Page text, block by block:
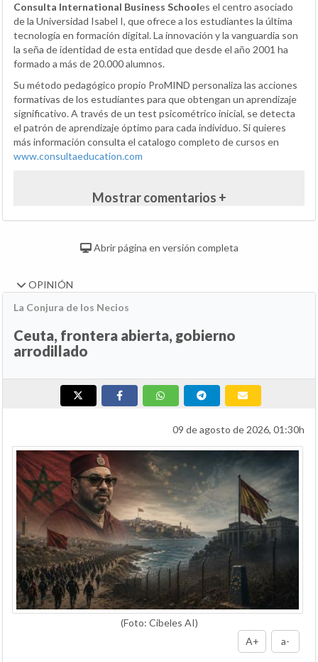
Consulta International Business Schooles el centro asociado
de la Universidad Isabel I, que ofrece a los estudiantes la última
tecnología en formación digital. La innovación y la vanguardia son
la seña de identidad de esta entidad que desde el año 2001 ha
formado a más de 20.000 alumnos.
Su método pedagógico propio ProMIND personaliza las acciones
formativas de los estudiantes para que obtengan un aprendizaje
significativo. A través de un test psicométrico inicial, se detecta
el patrón de aprendizaje óptimo para cada individuo. Si quieres
más información consulta el catalogo completo de cursos en
www.consultaeducation.com
Mostrar comentarios +
Abrir página en versión completa
OPINIÓN
La Conjura de los Necios
Ceuta, frontera abierta, gobierno
arrodillado
09 de agosto de 2026, 01:30h
(Foto: Cibeles AI)
A+
a-